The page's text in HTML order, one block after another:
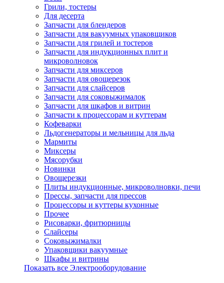
Грили, тостеры
Для десерта
Запчасти для блендеров
Запчасти для вакуумных упаковщиков
Запчасти для грилей и тостеров
Запчасти для индукционных плит и
микроволновок
Запчасти для миксеров
Запчасти для овощерезок
Запчасти для слайсеров
Запчасти для соковыжималок
Запчасти для шкафов и витрин
Запчасти к процессорам и куттерам
Кофеварки
Льдогенераторы и мельницы для льда
Мармиты
Миксеры
Мясорубки
Новинки
Овощерезки
Плиты индукционные, микроволновки, печи
Прессы, запчасти для прессов
Процессоры и куттеры кухонные
Прочее
Рисоварки, фритюрницы
Слайсеры
Соковыжималки
Упаковщики вакуумные
Шкафы и витрины
Показать все Электрооборудование